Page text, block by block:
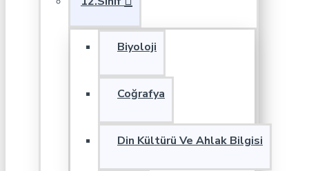
Biyoloji
Coğrafya
Din Kültürü Ve Ahlak Bilgisi